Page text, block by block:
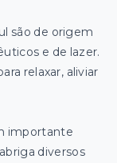
são de origem
e de lazer.
relaxar, aliviar
importante
diversos